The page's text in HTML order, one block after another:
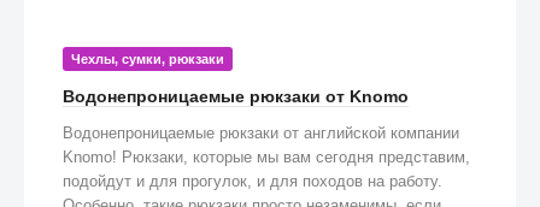
Чехлы, сумки, рюкзаки
Водонепроницаемые рюкзаки от Knomo
Водонепроницаемые рюкзаки от английской компании
Knomo! Рюкзаки, которые мы вам сегодня представим,
подойдут и для прогулок, и для походов на работу.